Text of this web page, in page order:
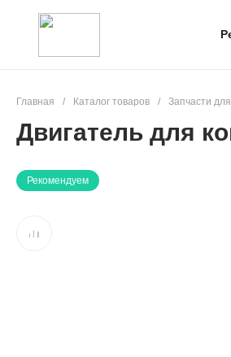
Главная / Каталог товаров / Запчасти
Двигатель для
Рекомендуем